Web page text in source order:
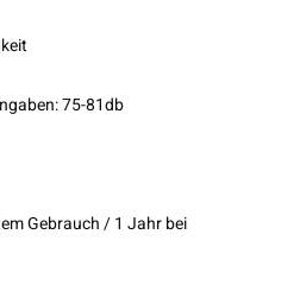
75-81db
Gebrauch / 1 Jahr bei